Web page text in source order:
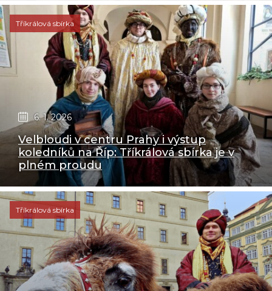
Tříkrálová sbírka
6. 1. 2026
Velbloudi v centru Prahy i výstup
koledníků na Říp: Tříkrálová sbírka je v
plném proudu
Tříkrálová sbírka